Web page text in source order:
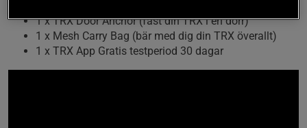
1 x TRX Door Anchor (fäst din TRX i en dörr)
1 x Mesh Carry Bag (bär med dig din TRX överallt)
1 x TRX App Gratis testperiod 30 dagar